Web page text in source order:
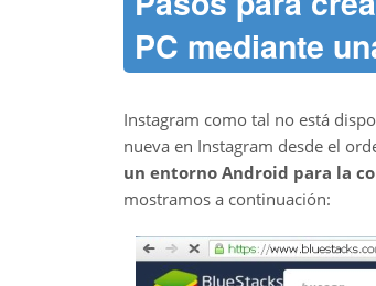
PC mediante
Instagram como tal no está
nueva en Instagram desde el
un entorno Android para la
mostramos a continuación: